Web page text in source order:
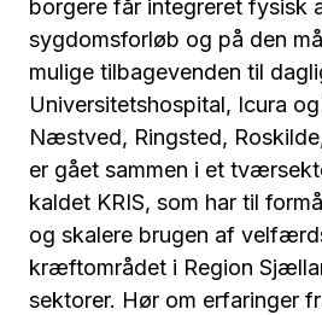
borgere får integreret fysisk
sygdomsforløb og på den
mulige tilbagevenden til
Universitetshospital, Icura
Næstved, Ringsted,
er gået sammen i et
kaldet KRIS, som har til
og skalere brugen af
kræftområdet i Region
sektorer. Hør om erfaringer